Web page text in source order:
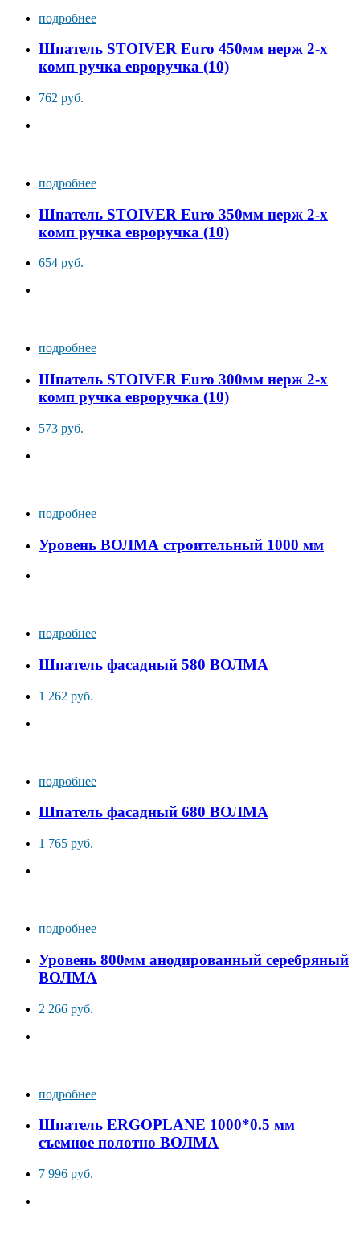
подробнее
Шпатель STOIVER Euro 450мм нерж 2-х
комп ручка евроручка (10)
762 руб.
подробнее
Шпатель STOIVER Euro 350мм нерж 2-х
комп ручка евроручка (10)
654 руб.
подробнее
Шпатель STOIVER Euro 300мм нерж 2-х
комп ручка евроручка (10)
573 руб.
подробнее
Уровень ВОЛМА строительный 1000 мм
подробнее
Шпатель фасадный 580 ВОЛМА
1 262 руб.
подробнее
Шпатель фасадный 680 ВОЛМА
1 765 руб.
подробнее
Уровень 800мм анодированный серебряный
ВОЛМА
2 266 руб.
подробнее
Шпатель ERGOPLANE 1000*0.5 мм
съемное полотно ВОЛМА
7 996 руб.